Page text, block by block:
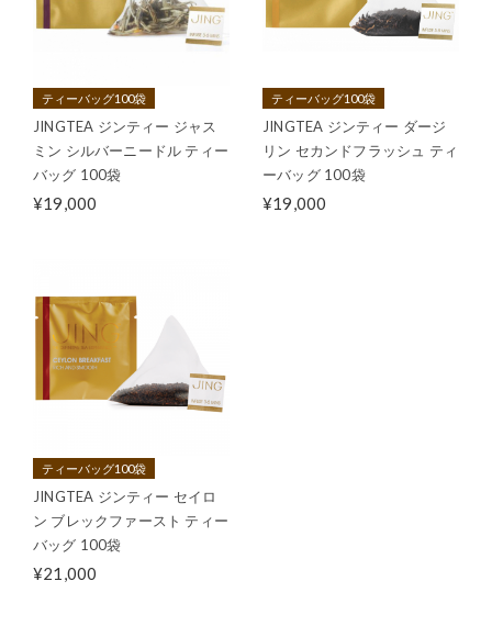
ティーバッグ100袋
JINGTEA ジンティー ジャス
ミン シルバーニードル ティー
バッグ 100袋
¥19,000
ティーバッグ100袋
JINGTEA ジンティー ダージ
リン セカンドフラッシュ ティ
ーバッグ 100袋
¥19,000
ティーバッグ100袋
JINGTEA ジンティー セイロ
ン ブレックファースト ティー
バッグ 100袋
¥21,000